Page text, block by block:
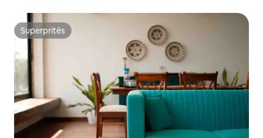
Superpritës
Superpritës